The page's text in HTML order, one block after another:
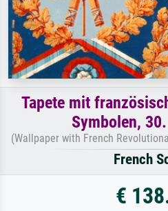
Tapete mit
Symbolen,
(Wallpaper with French
French
€